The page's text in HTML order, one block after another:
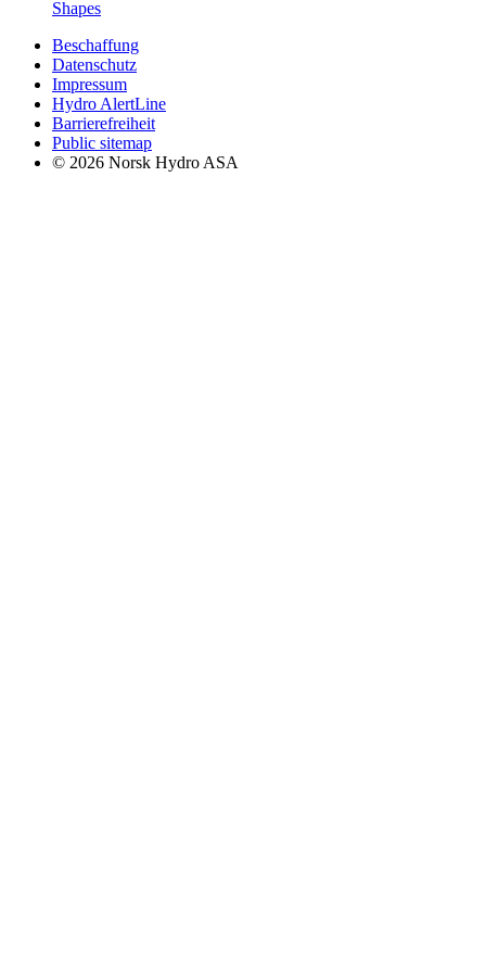
Shapes
Beschaffung
Datenschutz
Impressum
Hydro AlertLine
Barrierefreiheit
Public sitemap
© 2026 Norsk Hydro ASA